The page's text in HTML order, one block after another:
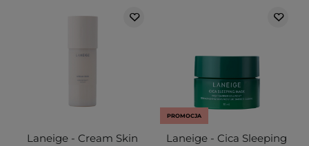
Laneige - Cream Skin
PROMOCJA
Laneige - Cica Sleeping